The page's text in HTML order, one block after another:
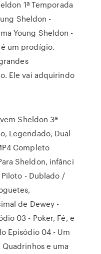
1ª Temporada
Sheldon -
Young Sheldon -
um prodígio.
Ele vai adquirindo
Sheldon 3ª
Legendado, Dual
Completo
Sheldon, infânci
Piloto - Dublado /
de Dewey -
03 - Poker, Fé, e
Episódio 04 - Um
e uma